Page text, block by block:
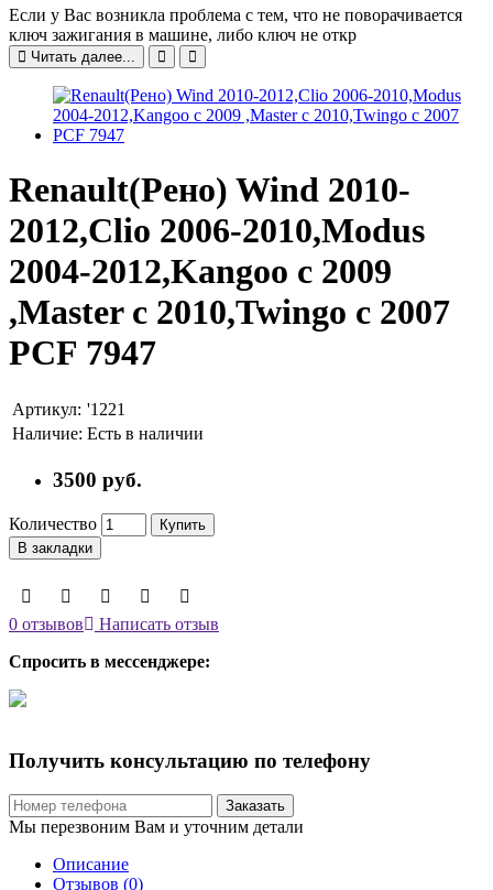
Если у Вас возникла проблема с тем, что не поворачивается
ключ зажигания в машине, либо ключ не откр
Читать далее...
Renault(Рено) Wind 2010-
2012,Clio 2006-2010,Modus
2004-2012,Kangoo c 2009
,Master c 2010,Twingo c 2007
PCF 7947
Артикул: '1221
Наличие: Есть в наличии
3500 руб.
Количество
Купить
В закладки
0 отзывов
Написать отзыв
Спросить в мессенджере:
Получить консультацию по телефону
Заказать
Мы перезвоним Вам и уточним детали
Описание
Отзывов (0)